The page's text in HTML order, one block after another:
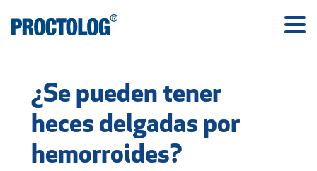
¿Se pueden tener
heces delgadas por
hemorroides?